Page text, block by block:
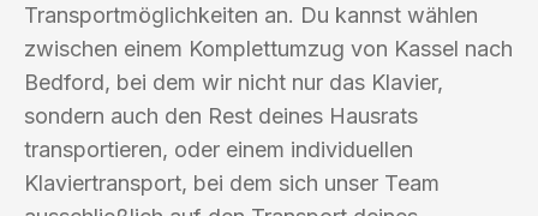
Transportmöglichkeiten an. Du kannst wählen
zwischen einem Komplettumzug von Kassel nach
Bedford, bei dem wir nicht nur das Klavier,
sondern auch den Rest deines Hausrats
transportieren, oder einem individuellen
Klaviertransport, bei dem sich unser Team